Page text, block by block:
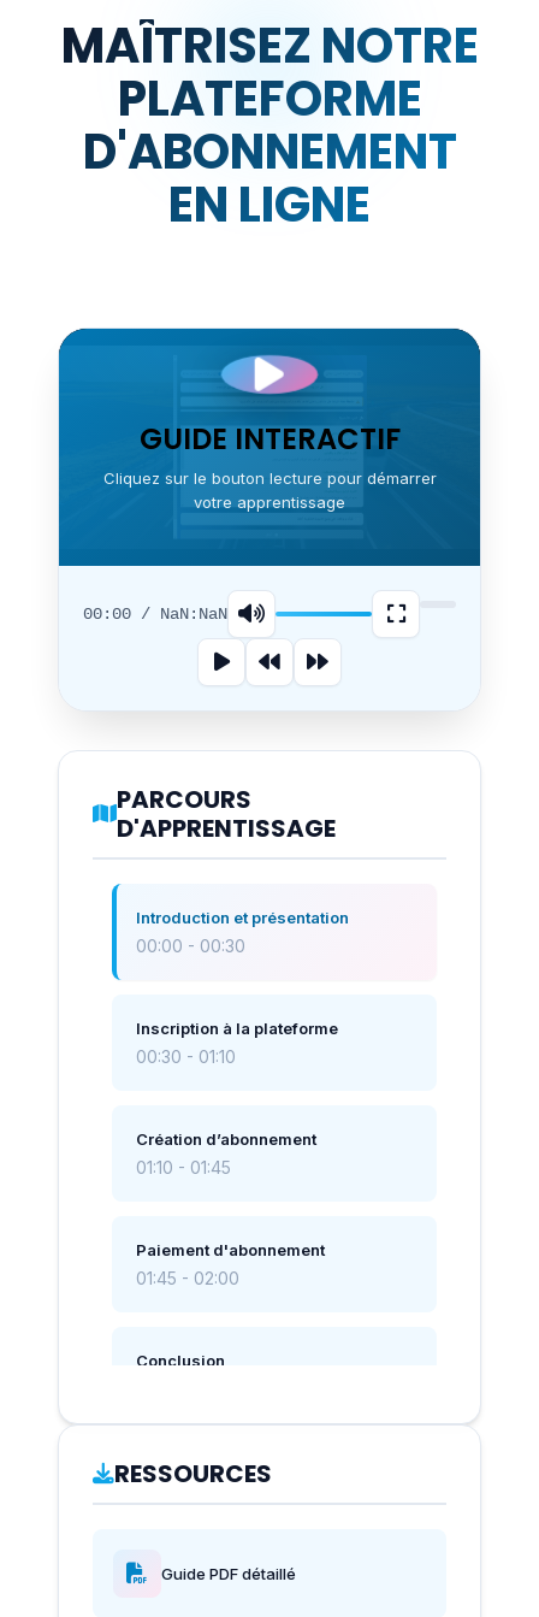
MAÎTRISEZ NOTRE
PLATEFORME
D'ABONNEMENT
EN LIGNE
GUIDE INTERACTIF
Cliquez sur le bouton lecture pour démarrer
votre apprentissage
00:00 / NaN:NaN
PARCOURS
D'APPRENTISSAGE
Introduction et présentation
00:00 - 00:30
Inscription à la plateforme
00:30 - 01:10
Création d’abonnement
01:10 - 01:45
Paiement d'abonnement
01:45 - 02:00
Conclusion
RESSOURCES
Guide PDF détaillé